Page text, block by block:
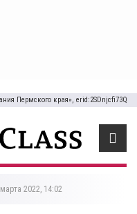
Пермского края», erid:2SDnjcfi73Q
2022, 14:02